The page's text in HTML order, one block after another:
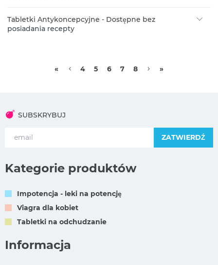
Tabletki Antykoncepcyjne - Dostępne bez
posiadania recepty
« 4 5 6 7 8 »
SUBSKRYBUJ
ZATWIERDŹ
Kategorie produktów
Impotencja - leki na potencję
Viagra dla kobiet
Tabletki na odchudzanie
Informacja